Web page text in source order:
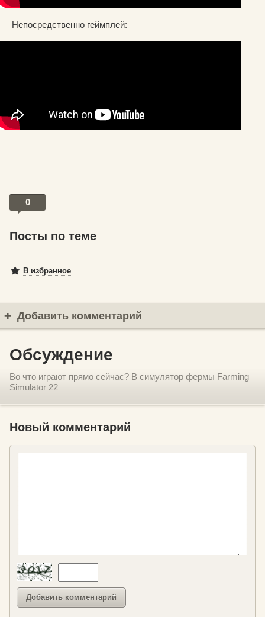
Непосредственно геймплей:
0
Посты по теме
В избранное
Добавить комментарий
Обсуждение
Во что играют прямо сейчас? В симулятор фермы Farming
Simulator 22
Новый комментарий